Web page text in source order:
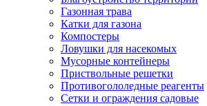
Газонная трава
Катки для газона
Компостеры
Ловушки для насекомых
Мусорные контейнеры
Приствольные решетки
Противогололедные реагенты
Сетки и ограждения садовые